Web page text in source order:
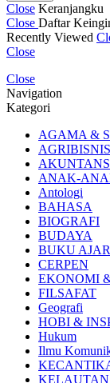
Close Keranjangku
Close Daftar
Recently Viewed
Close
Close
Navigation
Kategori
AGAMA &
AGRIBISNIS
ANAK-
Antologi
BAHASA
BIOGRAFI
BUDAYA
BUKU AJAR
CERPEN
EKONOMI
FILSAFAT
Geografi
HOBI &
Hukum
Ilmu
KELAUTAN